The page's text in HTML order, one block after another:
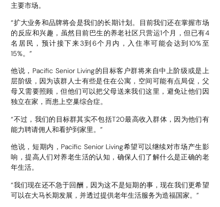
主要市场。
“扩大业务和品牌将会是我们的长期计划。目前我们还在掌握市场
的反应和兴趣，虽然目前巴生的养老社区只营运1个月，但已有4
名居民，预计接下来3到6个月内，入住率可能会达到10%至
15%。”
他说，Pacific Senior Living的目标客户群将来自中上阶级或是上
层阶级，因为该群人士有些是住在公寓，空间可能有点局促，父
母又需要照顾，但他们可以把父母送来我们这里，避免让他们因
独立在家，而患上空巢综合症。
“不过，我们的目标群其实不包括T20最高收入群体，因为他们有
能力聘请佣人和看护到家里。”
他说，短期内，Pacific Senior Living希望可以继续对市场产生影
响，提高人们对养老生活的认知，确保人们了解什么是正确的老
年生活。
“我们现在还不急于回酬，因为这不是短期的事，现在我们更希望
可以在大马长期发展，并透过提供老年生活服务为造福国家。”